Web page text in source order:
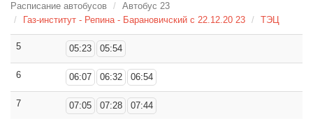
Расписание автобусов
Автобус 23
Газ-институт - Репина - Барановичский c 22.12.20 23
ТЭЦ
5 05:23 05:54
6 06:07 06:32 06:54
7 07:05 07:28 07:44